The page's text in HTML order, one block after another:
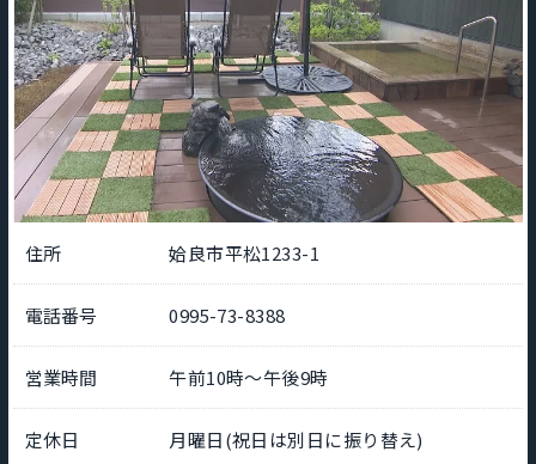
住所 姶良市平松1233-1
電話番号 0995-73-8388
営業時間 午前10時～午後9時
定休日 月曜日(祝日は別日に振り替え)